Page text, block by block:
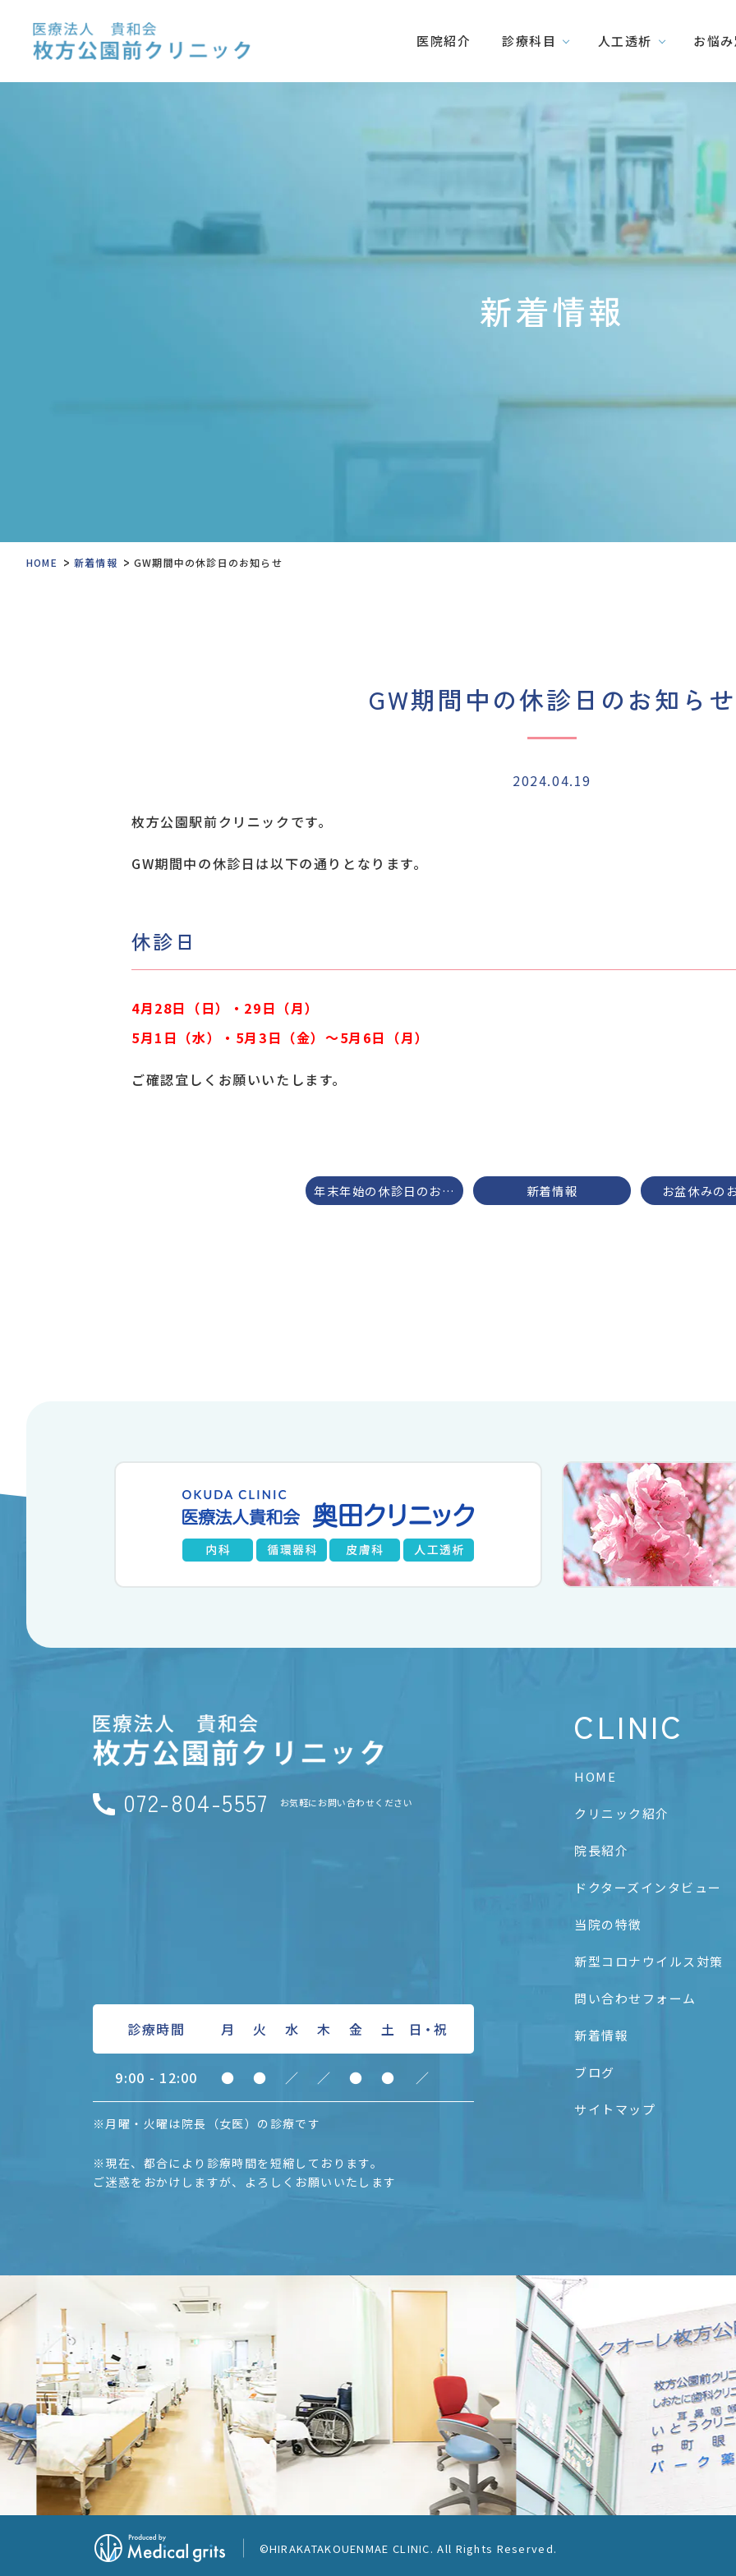
医院紹介 診療科目 人工透析 お悩
新着情報
HOME > 新着情報 > GW期間中の休診日のお知らせ
GW期間中の休診日のお知らせ
2024.04.19
枚方公園駅前クリニックです。
GW期間中の休診日は以下の通りとなります。
休診日
4月28日（日）・29日（月）
5月1日（水）・5月3日（金）〜5月6日（月）
ご確認宜しくお願いいたします。
年末年始の休診日のお知らせ 新着情報 お盆休みの
072-804-5557 お気軽にお問い合わせください
診療時間 月 火 水 木 金 土 日 ・祝
9:00 - 12:00 ● ● ／ ／ ● ● ／
※月曜・火曜は院長（女医）の診療です
※現在、都合により診療時間を短縮しております。
ご迷惑をおかけしますが、よろしくお願いいたします
CLINIC
HOME
クリニック紹介
院長紹介
ドクターズインタビュー
当院の特徴
新型コロナウイルス対策
問い合わせフォーム
新着情報
ブログ
サイトマップ
©HIRAKATAKOUENMAE CLINIC. All Rights Reserved.